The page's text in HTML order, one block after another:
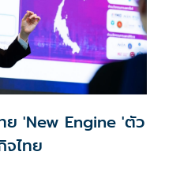
ย 'New Engine 'ตัว
จไทย